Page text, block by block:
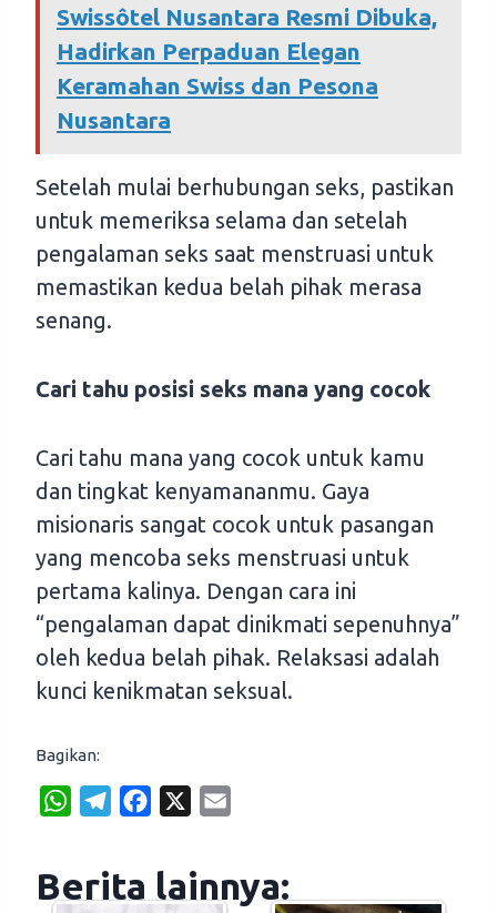
Swissôtel Nusantara Resmi Dibuka,
Hadirkan Perpaduan Elegan
Keramahan Swiss dan Pesona
Nusantara
Setelah mulai berhubungan seks, pastikan
untuk memeriksa selama dan setelah
pengalaman seks saat menstruasi untuk
memastikan kedua belah pihak merasa
senang.
Cari tahu posisi seks mana yang cocok
Cari tahu mana yang cocok untuk kamu
dan tingkat kenyamananmu. Gaya
misionaris sangat cocok untuk pasangan
yang mencoba seks menstruasi untuk
pertama kalinya. Dengan cara ini
“pengalaman dapat dinikmati sepenuhnya”
oleh kedua belah pihak. Relaksasi adalah
kunci kenikmatan seksual.
Bagikan:
W
t
e
e
i
Berita lainnya: